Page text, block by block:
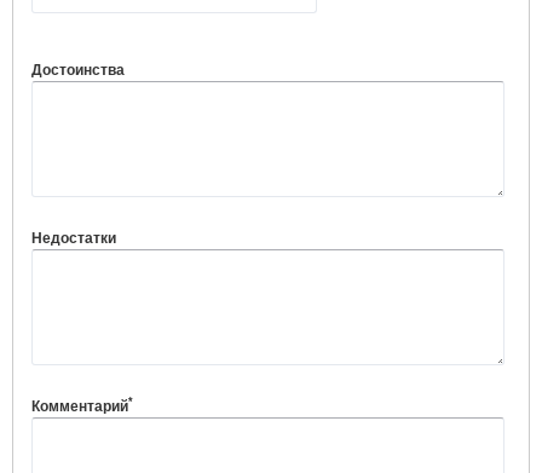
Достоинства
Недостатки
Комментарий*